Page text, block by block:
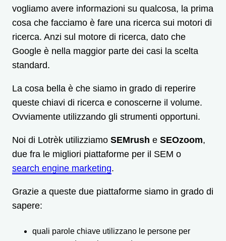
vogliamo avere informazioni su qualcosa, la prima
cosa che facciamo è fare una ricerca sui motori di
ricerca. Anzi sul motore di ricerca, dato che
Google è nella maggior parte dei casi la scelta
standard.
La cosa bella è che siamo in grado di reperire
queste chiavi di ricerca e conoscerne il volume.
Ovviamente utilizzando gli strumenti opportuni.
Noi di Lotrèk utilizziamo SEMrush e SEOzoom,
due fra le migliori piattaforme per il SEM o
search engine marketing.
Grazie a queste due piattaforme siamo in grado di
sapere:
quali parole chiave utilizzano le persone per